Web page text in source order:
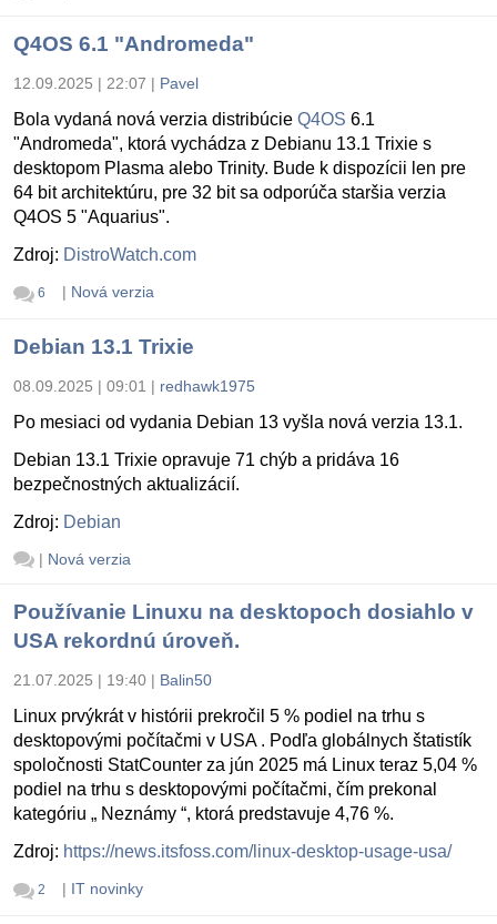
Q4OS 6.1 "Andromeda"
12.09.2025 | 22:07 | Pavel
Bola vydaná nová verzia distribúcie Q4OS 6.1
"Andromeda", ktorá vychádza z Debianu 13.1 Trixie s
desktopom Plasma alebo Trinity. Bude k dispozícii len pre
64 bit architektúru, pre 32 bit sa odporúča staršia verzia
Q4OS 5 "Aquarius".
Zdroj: DistroWatch.com
6 | Nová verzia
Debian 13.1 Trixie
08.09.2025 | 09:01 | redhawk1975
Po mesiaci od vydania Debian 13 vyšla nová verzia 13.1.
Debian 13.1 Trixie opravuje 71 chýb a pridáva 16
bezpečnostných aktualizácií.
Zdroj: Debian
| Nová verzia
Používanie Linuxu na desktopoch dosiahlo v
USA rekordnú úroveň.
21.07.2025 | 19:40 | Balin50
Linux prvýkrát v histórii prekročil 5 % podiel na trhu s
desktopovými počítačmi v USA . Podľa globálnych štatistík
spoločnosti StatCounter za jún 2025 má Linux teraz 5,04 %
podiel na trhu s desktopovými počítačmi, čím prekonal
kategóriu „ Neznámy “, ktorá predstavuje 4,76 %.
Zdroj: https://news.itsfoss.com/linux-desktop-usage-usa/
2 | IT novinky